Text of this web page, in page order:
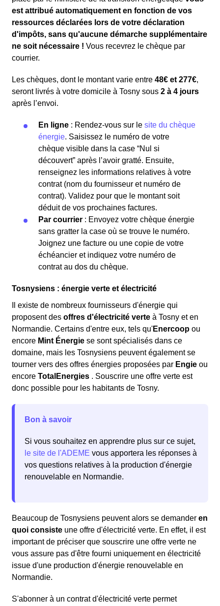
est attribué automatiquement en fonction de vos
ressources déclarées lors de votre déclaration
d'impôts, sans qu'aucune démarche supplémentaire
ne soit nécessaire ! Vous recevrez le chèque par
courrier.
Les chèques, dont le montant varie entre 48€ et 277€,
seront livrés à votre domicile à Tosny sous 2 à 4 jours
après l’envoi.
En ligne : Rendez-vous sur le site du chèque
énergie. Saisissez le numéro de votre
chèque visible dans la case “Nul si
découvert” après l’avoir gratté. Ensuite,
renseignez les informations relatives à votre
contrat (nom du fournisseur et numéro de
contrat). Validez pour que le montant soit
déduit de vos prochaines factures.
Par courrier : Envoyez votre chèque énergie
sans gratter la case où se trouve le numéro.
Joignez une facture ou une copie de votre
échéancier et indiquez votre numéro de
contrat au dos du chèque.
Tosnysiens : énergie verte et électricité
Il existe de nombreux fournisseurs d'énergie qui
proposent des offres d'électricité verte à Tosny et en
Normandie. Certains d'entre eux, tels qu'Enercoop ou
encore Mint Énergie se sont spécialisés dans ce
domaine, mais les Tosnysiens peuvent également se
tourner vers des offres énergies proposées par Engie ou
encore TotalEnergies . Souscrire une offre verte est
donc possible pour les habitants de Tosny.
Bon à savoir
Si vous souhaitez en apprendre plus sur ce sujet,
le site de l'ADEME vous apportera les réponses à
vos questions relatives à la production d'énergie
renouvelable en Normandie.
Beaucoup de Tosnysiens peuvent alors se demander en
quoi consiste une offre d'électricité verte. En effet, il est
important de préciser que souscrire une offre verte ne
vous assure pas d'être fourni uniquement en électricité
issue d'une production d'énergie renouvelable en
Normandie.
S'abonner à un contrat d'électricité verte permet